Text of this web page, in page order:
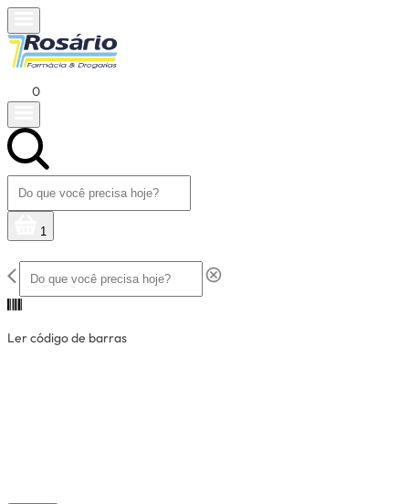
0
1
Ler código de barras